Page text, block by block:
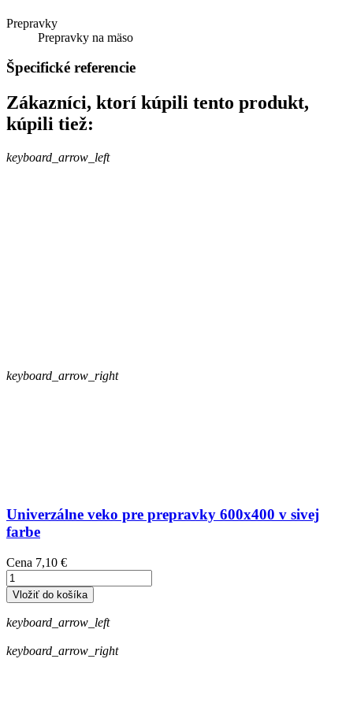
Prepravky
Prepravky na mäso
Špecifické referencie
Zákazníci, ktorí kúpili tento produkt,
kúpili tiež:
keyboard_arrow_left
keyboard_arrow_right
Univerzálne veko pre prepravky 600x400 v sivej
farbe
Cena 7,10 €
Vložiť do košíka
keyboard_arrow_left
keyboard_arrow_right